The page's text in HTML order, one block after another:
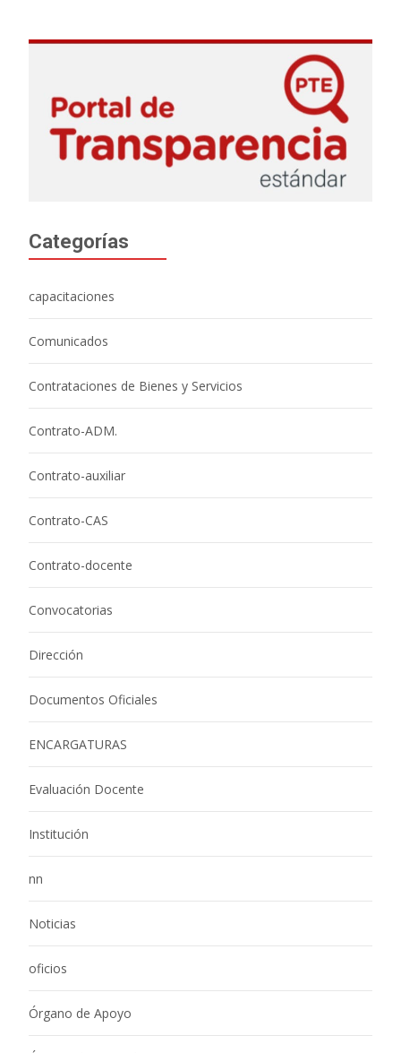
Categorías
capacitaciones
Comunicados
Contrataciones de Bienes y Servicios
Contrato-ADM.
Contrato-auxiliar
Contrato-CAS
Contrato-docente
Convocatorias
Dirección
Documentos Oficiales
ENCARGATURAS
Evaluación Docente
Institución
nn
Noticias
oficios
Órgano de Apoyo